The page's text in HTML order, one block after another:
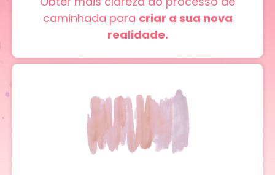
caminhada para criar a sua nova
realidade.